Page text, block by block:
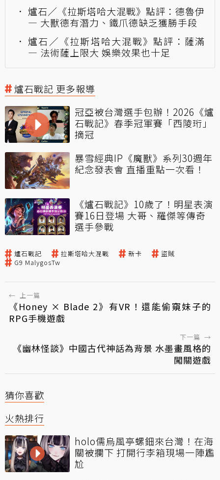
爐石／《拉斯塔哈大混戰》點評：德魯伊
— 大獸德有潛力、鐵爪德缺乏獲勝手段
爐石／《拉斯塔哈大混戰》點評：薩滿
— 法術薩上限大 娛樂效果也十足
爐石戰記 更多報導
冠亞被台灣選手包辦！2026《爐
石戰記》春季冠軍賽「西陵珩」
摘冠
暴雪經典IP《魔獸》系列30週年
紀念發表會 直播重點一次看！
《爐石戰記》10歲了！明星表演
賽16日登場 大哥、羅傑等傳奇
選手參戰
爐石戰記 拉斯塔哈大混戰 新卡
盜賊
G9 MalygosTw
← 上一篇
《Honey × Blade 2》有VR！還能偷窺妹子的
RPG手機遊戲
下一篇 →
《幽林怪談》中國古代神話為背景 水墨畫風格的
闖關遊戲
猜你喜歡
火熱排行
holo儒烏風亭螺鈿來台灣！在海
關被攔下 打開行李箱現場一陣尷
尬